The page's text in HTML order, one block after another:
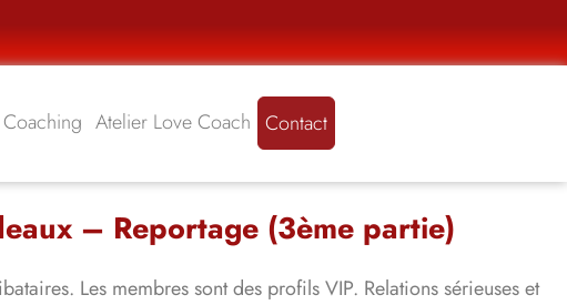
Coaching Atelier Love Coach Contact
– Reportage (3ème partie)
Les membres sont des profils VIP. Relations sérieuses et